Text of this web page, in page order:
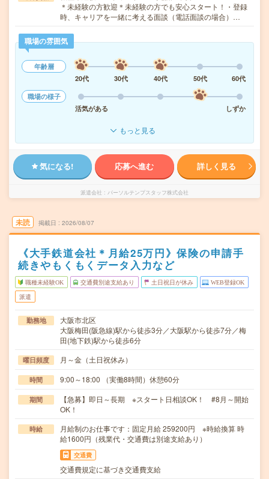
＊未経験の方歓迎＊未経験の方でも安心スタート！・登録
時、キャリアを一緒に考える面談（電話面談の場合）…
職場の雰囲気
年齢層
20代
30代 40代 50代
60代
職場の様子
活気がある
しずか
もっと見る
気になる! 応募へ進む 詳しく見る
派遣会社 パーソルテンプスタッフ株式会社
未読 掲載日 2026/08/07
《大手鉄道会社＊月給25万円》保険の申請手
続きやもくもくデータ入力など
職種未経験OK 交通費別途支給あり 土日祝日が休み WEB登録OK
派遣
勤務地
大阪市北区
大阪梅田(阪急線)駅から徒歩3分／大阪駅から徒歩7分／梅
田(地下鉄)駅から徒歩6分
曜日頻度 月～金（土日祝休み）
時間 9:00～18:00 （実働8時間）休憩60分
期間
【急募】即日～長期 ※スタート日相談OK！ #8月～開始
OK！
時給
月給制のお仕事です：固定月給 259200円 ※時給換算 時
給1600円（残業代・交通費は別途支給あり）
交通費
交通費規定に基づき交通費支給